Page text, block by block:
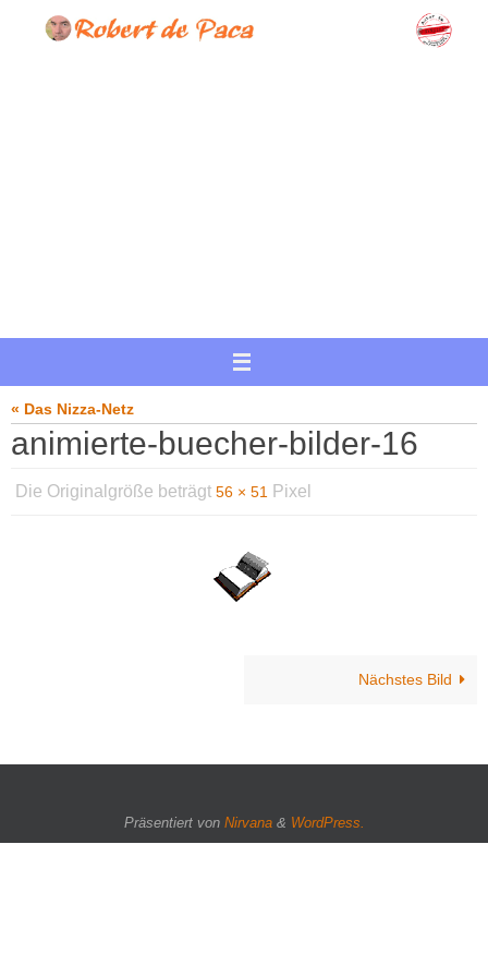
« Das Nizza-Netz
animierte-buecher-bilder-16
Die Originalgröße beträgt 56 × 51 Pixel
Nächstes Bild
Präsentiert von Nirvana& WordPress.